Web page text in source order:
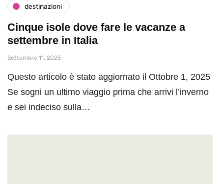
destinazioni
Cinque isole dove fare le vacanze a
settembre in Italia
Settembre 11, 2025
Questo articolo è stato aggiornato il Ottobre 1, 2025
Se sogni un ultimo viaggio prima che arrivi l’inverno
e sei indeciso sulla…